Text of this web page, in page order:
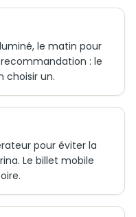
le matin pour
: le
choisir un.
pour éviter la
Le billet mobile